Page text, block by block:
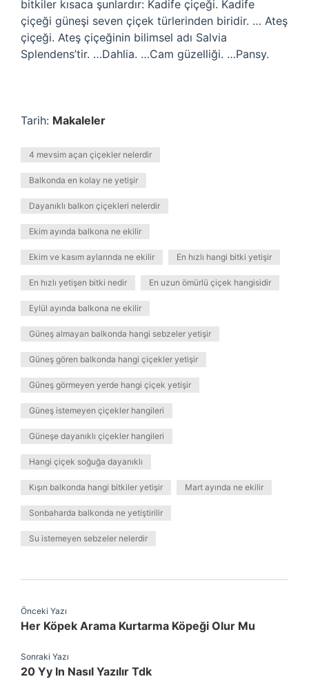
bitkiler kısaca şunlardır: Kadife çiçeği. Kadife
çiçeği güneşi seven çiçek türlerinden biridir. … Ateş
çiçeği. Ateş çiçeğinin bilimsel adı Salvia
Splendens’tir. …Dahlia. …Cam güzelliği. …Pansy.
Tarih: Makaleler
4 mevsim açan çiçekler nelerdir
Balkonda en kolay ne yetişir
Dayanıklı balkon çiçekleri nelerdir
Ekim ayında balkona ne ekilir
Ekim ve kasım aylarında ne ekilir En hızlı hangi bitki yetişir
En hızlı yetişen bitki nedir En uzun ömürlü çiçek hangisidir
Eylül ayında balkona ne ekilir
Güneş almayan balkonda hangi sebzeler yetişir
Güneş gören balkonda hangi çiçekler yetişir
Güneş görmeyen yerde hangi çiçek yetişir
Güneş istemeyen çiçekler hangileri
Güneşe dayanıklı çiçekler hangileri
Hangi çiçek soğuğa dayanıklı
Kışın balkonda hangi bitkiler yetişir Mart ayında ne ekilir
Sonbaharda balkonda ne yetiştirilir
Su istemeyen sebzeler nelerdir
Önceki Yazı
Her Köpek Arama Kurtarma Köpeği Olur Mu
Sonraki Yazı
20 Yy In Nasıl Yazılır Tdk